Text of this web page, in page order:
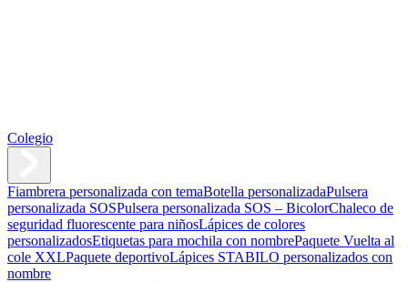
Colegio
Fiambrera personalizada con temaBotella personalizadaPulsera
personalizada SOSPulsera personalizada SOS – BicolorChaleco de
seguridad fluorescente para niñosLápices de colores
personalizadosEtiquetas para mochila con nombrePaquete Vuelta al
cole XXLPaquete deportivoLápices STABILO personalizados con
nombre